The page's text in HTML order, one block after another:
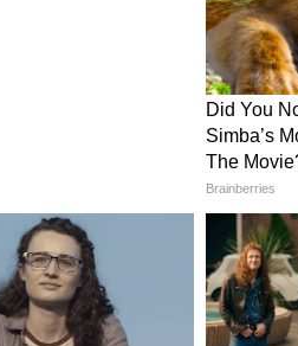
कि वे अपने संवैधानिक पद
आरोप लगाया कि मुख्यमंत्री
चाहिए, सत्तारूढ़ गठबंधन की
बयान कि जगन सरकार को सत्ता
जल्दी हटेगी, राज्य के लिए उतना
में धांधली का आरोप
पर निशाना साधते हुए,
भी वर्ग को कोई लाभ नहीं हुआ
का आरोप लगाया है।